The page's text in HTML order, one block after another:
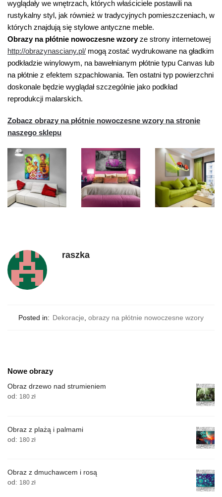
wyglądały we wnętrzach, których właściciele postawili na
rustykalny styl, jak również w tradycyjnych pomieszczeniach, w
których znajdują się stylowe antyczne meble.
Obrazy na płótnie nowoczesne wzoryze strony internetowej
http://obrazynasciany.pl/ mogą zostać wydrukowane na gładkim
podkładzie winylowym, na bawełnianym płótnie typu Canvas lub
na płótnie z efektem szpachlowania. Ten ostatni typ powierzchni
doskonale będzie wyglądał szczególnie jako podkład
reprodukcji malarskich.
Zobacz obrazy na płótnie nowoczesne wzory na stronie
naszego sklepu
raszka
Posted in: Dekoracje, obrazy na płótnie nowoczesne wzory
Nowe obrazy
Obraz drzewo nad strumieniem
od: 180 zł
Obraz z plażą i palmami
od: 180 zł
Obraz z dmuchawcem i rosą
od: 180 zł